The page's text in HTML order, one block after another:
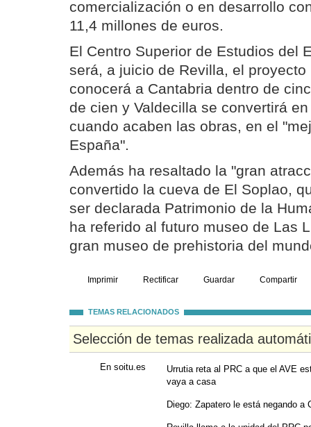
comercialización o en desarrollo
11,4 millones de euros.
El Centro Superior de Estudios del
será, a juicio de Revilla, el proyecto
conocerá a Cantabria dentro de
de cien y Valdecilla se convertirá
cuando acaben las obras, en el
España".
Además ha resaltado la "gran
convertido la cueva de El Soplao,
ser declarada Patrimonio de la
ha referido al futuro museo de Las
gran museo de prehistoria del
Imprimir Rectificar Guardar Compartir
TEMAS RELACIONADOS
Selección de temas realizada
En soitu.es
Urrutia reta al PRC a que el AVE
vaya a casa
Diego: Zapatero le está negando a